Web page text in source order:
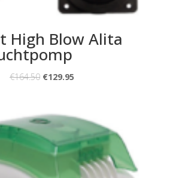
High Blow Alita
€164.50 €129.95